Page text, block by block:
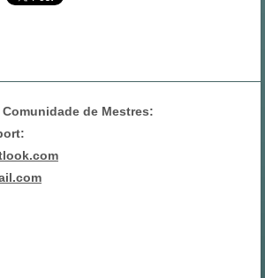
Comunidade de Mestres: